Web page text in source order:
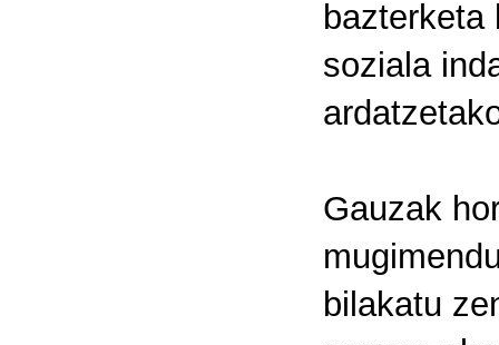
bazterketa
soziala
Gauzak
bilakatu